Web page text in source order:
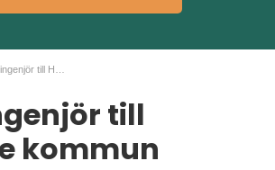
till
kommun